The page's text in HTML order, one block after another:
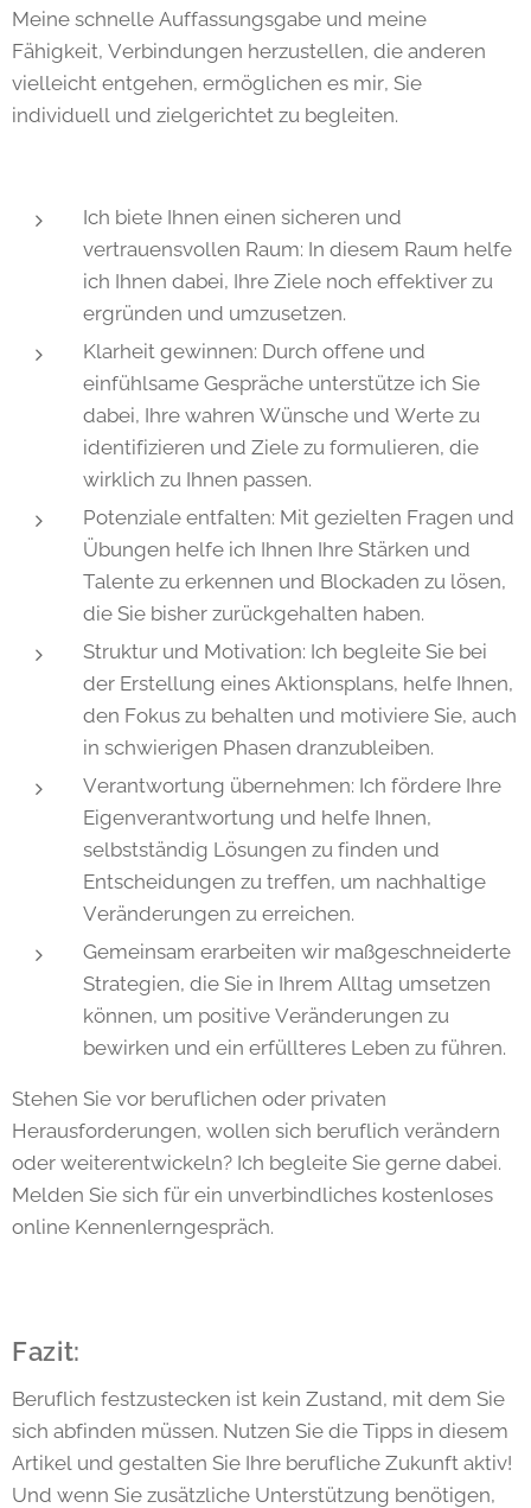
Meine schnelle Auffassungsgabe und meine
Fähigkeit, Verbindungen herzustellen, die anderen
vielleicht entgehen, ermöglichen es mir, Sie
individuell und zielgerichtet zu begleiten.
Ich biete Ihnen einen sicheren und
vertrauensvollen Raum: In diesem Raum helfe
ich Ihnen dabei, Ihre Ziele noch effektiver zu
ergründen und umzusetzen.
Klarheit gewinnen: Durch offene und
einfühlsame Gespräche unterstütze ich Sie
dabei, Ihre wahren Wünsche und Werte zu
identifizieren und Ziele zu formulieren, die
wirklich zu Ihnen passen.
Potenziale entfalten: Mit gezielten Fragen und
Übungen helfe ich Ihnen Ihre Stärken und
Talente zu erkennen und Blockaden zu lösen,
die Sie bisher zurückgehalten haben.
Struktur und Motivation: Ich begleite Sie bei
der Erstellung eines Aktionsplans, helfe Ihnen,
den Fokus zu behalten und motiviere Sie, auch
in schwierigen Phasen dranzubleiben.
Verantwortung übernehmen: Ich fördere Ihre
Eigenverantwortung und helfe Ihnen,
selbstständig Lösungen zu finden und
Entscheidungen zu treffen, um nachhaltige
Veränderungen zu erreichen.
Gemeinsam erarbeiten wir maßgeschneiderte
Strategien, die Sie in Ihrem Alltag umsetzen
können, um positive Veränderungen zu
bewirken und ein erfüllteres Leben zu führen.
Stehen Sie vor beruflichen oder privaten
Herausforderungen, wollen sich beruflich verändern
oder weiterentwickeln? Ich begleite Sie gerne dabei.
Melden Sie sich für ein unverbindliches kostenloses
online Kennenlerngespräch.
Fazit:
Beruflich festzustecken ist kein Zustand, mit dem Sie
sich abfinden müssen. Nutzen Sie die Tipps in diesem
Artikel und gestalten Sie Ihre berufliche Zukunft aktiv!
Und wenn Sie zusätzliche Unterstützung benötigen,